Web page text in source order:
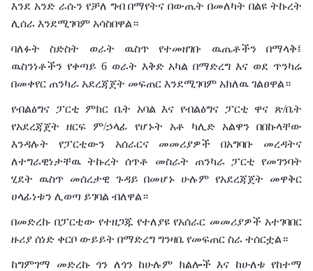
እንደ አንድ ራሱን የቻለ ግብ በማየትና በውጤት በመለካት በልዩ ትኩረት
ሊሰራ እንደሚገባም አሳስበዋል።
ባለፉት ስድስት ወራት ዉስጥ የተመዘገቡ ዉጤቶችን በማላቅ፤
ዉስንነቶችን የቀጣይ 6 ወራት እቅድ አካል በማድረግ እና ወደ ጥንካሬ
በመቀየር ጠንካራ አደረጃጀት መፍጠር እንደሚገባም አክለዉ ገልፀዋል።
የብልፅግና ፓርቲ ምክር ቤት አባል እና የብልፅግና ፓርቲ ዋና ጽ/ቤት
የአደረጃጀት ዘርፍ ም/ኃላፊ የሆኑት አቶ ካሊድ አልዋን በበኩላቸው
እንዳሉት የፓርቲውን አሰራርና መመሪያዎች በአግባቡ መረዳትና
ለተግራዊነታቸዉ ትኩረት ሰጥቶ መስራት ጠንካራ ፓርቲ የመገንባት
ሂደት ዉስጥ መሰረታዊ ጉዳይ በመሆኑ ሁሉም የአደረጃጀት መዋቅር
ሀላፊነቱን ሊወጣ ይገባል ብለዋል።
በመድረኩ በፓርቲው የተዘጋጁ የተለያዩ የአሰራር መመሪያዎች አተገባበር
ዙሪያ ሰነድ ቀርቦ ውይይት በማድረግ ግንዛቤ የመፍጠር ስራ ተሰርቷል።
ከግምገማ መድረኩ ጎን ለጎን ከሁሉም ክልሎች እና ከሁለቱ የከተማ